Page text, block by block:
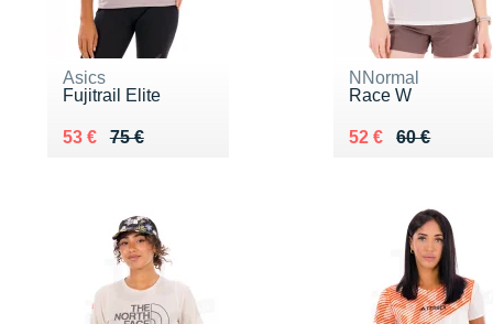
Asics
Fujitrail Elite
75 €
Au lieu de 75 €
53 €
Vendu 53 €
NNormal
Race W
60 €
Au lieu de 60 €
52 €
Vendu 52 €